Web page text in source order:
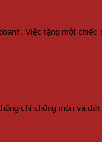
Việc tặng một
chỉ chống mòn và